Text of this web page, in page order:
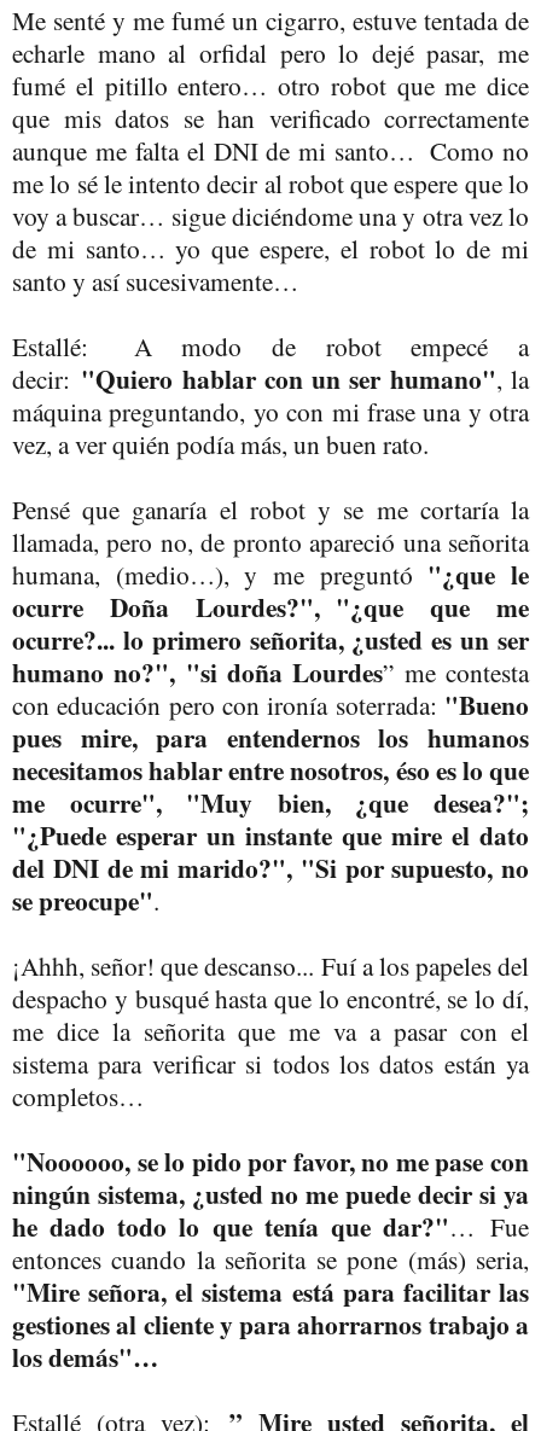
Me senté y me fumé un cigarro, estuve tentada de
echarle mano al orfidal pero lo dejé pasar, me
fumé el pitillo entero… otro robot que me dice
que mis datos se han verificado correctamente
aunque me falta el DNI de mi santo… Como no
me lo sé le intento decir al robot que espere que lo
voy a buscar… sigue diciéndome una y otra vez lo
de mi santo… yo que espere, el robot lo de mi
santo y así sucesivamente…
Estallé: A modo de robot empecé a
decir: "Quiero hablar con un ser humano", la
máquina preguntando, yo con mi frase una y otra
vez, a ver quién podía más, un buen rato.
Pensé que ganaría el robot y se me cortaría la
llamada, pero no, de pronto apareció una señorita
humana, (medio…), y me preguntó "¿que le
ocurre Doña Lourdes?", "¿que que me
ocurre?... lo primero señorita, ¿usted es un ser
humano no?", "si doña Lourdes” me contesta
con educación pero con ironía soterrada: "Bueno
pues mire, para entendernos los humanos
necesitamos hablar entre nosotros, éso es lo que
me ocurre", "Muy bien, ¿que desea?";
"¿Puede esperar un instante que mire el dato
del DNI de mi marido?", "Si por supuesto, no
se preocupe".
¡Ahhh, señor! que descanso... Fuí a los papeles del
despacho y busqué hasta que lo encontré, se lo dí,
me dice la señorita que me va a pasar con el
sistema para verificar si todos los datos están ya
completos…
"Noooooo, se lo pido por favor, no me pase con
ningún sistema, ¿usted no me puede decir si ya
he dado todo lo que tenía que dar?"… Fue
entonces cuando la señorita se pone (más) seria,
"Mire señora, el sistema está para facilitar las
gestiones al cliente y para ahorrarnos trabajo a
los demás"…
Estallé (otra vez): ” Mire usted señorita, el